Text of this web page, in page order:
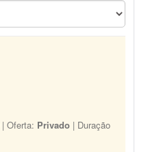
| Oferta: Privado | Duração